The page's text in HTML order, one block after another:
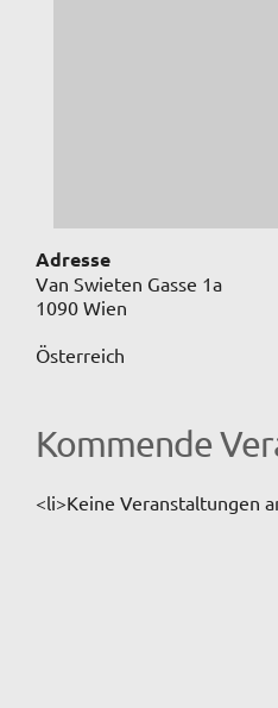
Adresse
Van Swieten Gasse 1a
1090 Wien
Österreich
Kommende
<li>Keine Veranstaltungen